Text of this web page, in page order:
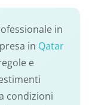
in
in Qatar
e
condizioni